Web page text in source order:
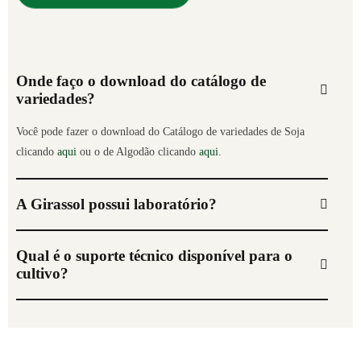
Onde faço o download do catálogo de
variedades?
Você pode fazer o download do Catálogo de variedades de Soja
clicando aqui ou o de Algodão clicando aqui.
A Girassol possui laboratório?
Qual é o suporte técnico disponível para o
cultivo?